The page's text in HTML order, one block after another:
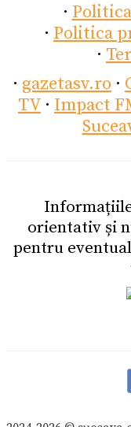
·
· Politica
·
· gazetasv.ro ·
TV · Impact
orientativ și
pentru